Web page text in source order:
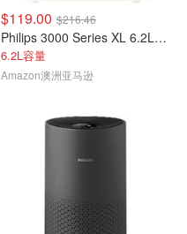
$119.00 $216.46
Philips 3000 Series XL 6.2L空气炸锅HD9270/21
6.2L容量
Amazon澳洲亚马逊